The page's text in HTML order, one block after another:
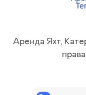
Аренда Яхт,